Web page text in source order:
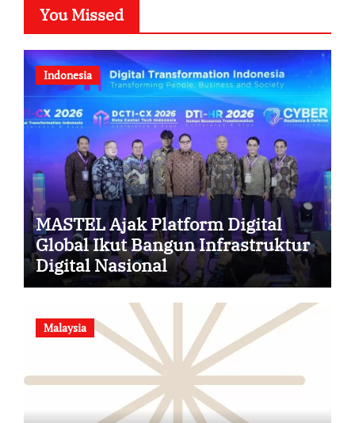
You Missed
Indonesia
MASTEL Ajak Platform Digital
Global Ikut Bangun Infrastruktur
Digital Nasional
Malaysia